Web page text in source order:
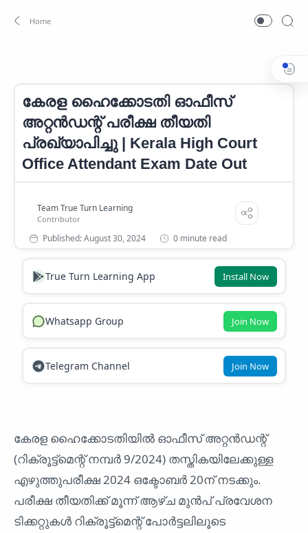
Kerala High Court Office Attendant Exam Date
കേരള ഹൈക്കോടതി ഓഫീസ്
അറ്റൻഡന്റ് പരീക്ഷ തീയതി
പ്രഖ്യാപിച്ചു | Kerala High Court
Office Attendant Exam Date Out
0 minute read
True Turn Learning App Install Now
Whatsapp Group Join Now
Telegram Channel Join Now
കേരള ഹൈക്കോടതിയിൽ ഓഫീസ് അറ്റൻഡന്റ്
(റിക്രൂട്ട്‌മെന്റ് നമ്പർ 9/2024) തസ്തികയിലേക്കുള്ള
എഴുത്തുപരീക്ഷ 2024 ഒക്ടോബർ 20ന് നടക്കും.
പരീക്ഷ തീയതിക്ക് മൂന്ന് ആഴ്ച മുൻപ് പ്രവേശന
ടിക്കറ്റുകൾ റിക്രൂട്ട്‌മെന്റ് പോർട്ടലിലൂടെ